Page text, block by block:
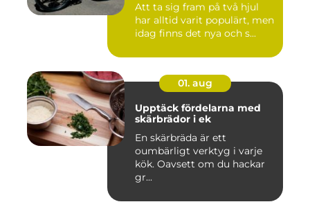
Att ta sig fram på två hjul
har alltid varit populärt, men
idag finns det nya och s...
01. aug
Upptäck fördelarna med
skärbrädor i ek
En skärbräda är ett
oumbärligt verktyg i varje
kök. Oavsett om du hackar
gr...